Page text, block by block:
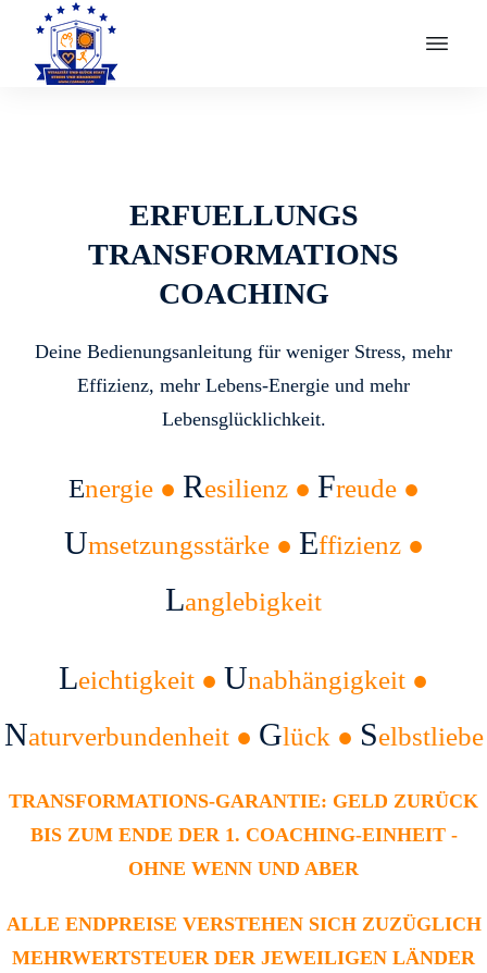
ERFUELLUNGS
TRANSFORMATIONS
COACHING
Deine Bedienungsanleitung für weniger Stress, mehr
Effizienz, mehr Lebens-Energie und mehr
Lebensglücklichkeit.
Energie ● Resilienz ● Freude ●
Umsetzungsstärke ● Effizienz ●
Langlebigkeit
Leichtigkeit ● Unabhängigkeit ●
Naturverbundenheit ● Glück ● Selbstliebe
TRANSFORMATIONS-GARANTIE: GELD ZURÜCK
BIS ZUM ENDE DER 1. COACHING-EINHEIT -
OHNE WENN UND ABER
ALLE ENDPREISE VERSTEHEN SICH ZUZÜGLICH
MEHRWERTSTEUER DER JEWEILIGEN LÄNDER